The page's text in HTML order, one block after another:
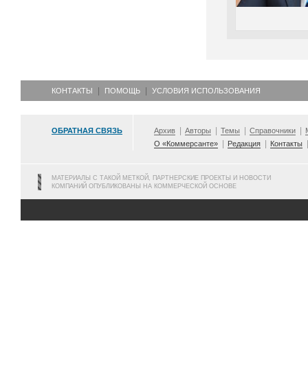
КОНТАКТЫ ПОМОЩЬ УСЛОВИЯ ИСПОЛЬЗОВАНИЯ
ОБРАТНАЯ СВЯЗЬ Архив Авторы Темы Справочники
О «Коммерсанте»
Редакция Контакты
МАТЕРИАЛЫ С ТАКОЙ МЕТКОЙ, ПАРТНЕРСКИЕ ПРОЕКТЫ И НОВОСТИ
КОМПАНИЙ ОПУБЛИКОВАНЫ НА КОММЕРЧЕСКОЙ ОСНОВЕ